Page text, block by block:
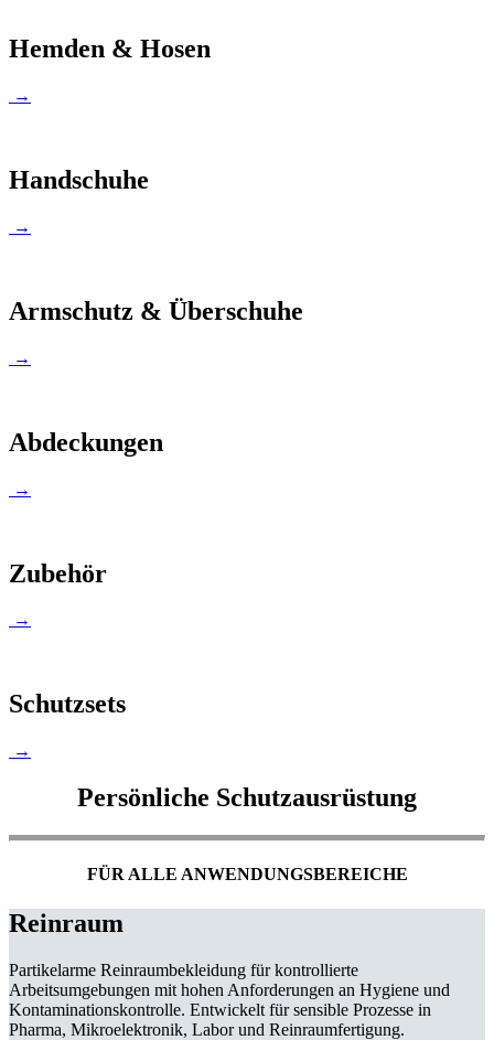
Hemden & Hosen
→
Handschuhe
→
Armschutz & Überschuhe
→
Abdeckungen
→
Zubehör
→
Schutzsets
→
Persönliche Schutzausrüstung
FÜR ALLE ANWENDUNGSBEREICHE
Reinraum
Partikelarme Reinraumbekleidung für kontrollierte
Arbeitsumgebungen mit hohen Anforderungen an Hygiene und
Kontaminationskontrolle. Entwickelt für sensible Prozesse in
Pharma, Mikroelektronik, Labor und Reinraumfertigung.